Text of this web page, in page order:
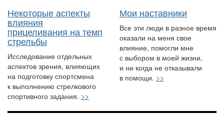
Некоторые аспекты
влияния
прицеливания на темп
стрельбы
Исследование отдельных
аспектов зрения, влияющих
на подготовку спортсмена
к выполнению стрелкового
спортивного задания. >>
Мои наставники
Все эти люди в разное время
оказали на меня свое
влияние, помогли мне
с выбором в моей жизни,
и ни когда не отказывали
в помощи. >>